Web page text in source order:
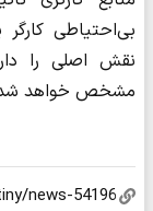
بی‌احتیاطی
نقش اصلی را
مشخص خواهد